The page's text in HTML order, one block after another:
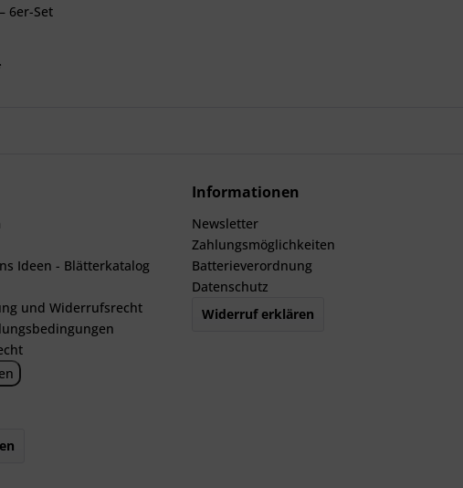
6er-Set
Ideen - Blätterkatalog
und Widerrufsrecht
Informationen
Newsletter
Zahlungsmöglichkeiten
Batterieverordnung
Datenschutz
Widerruf erklären